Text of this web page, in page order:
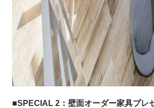
■SPECIAL 2：壁面オーダー家具プレ